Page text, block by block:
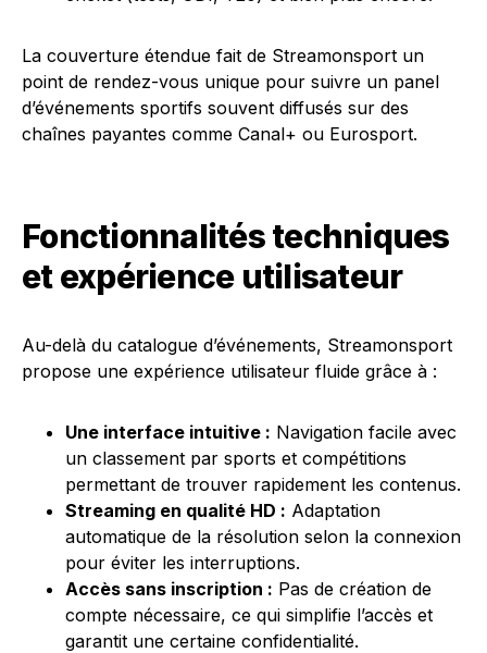
La couverture étendue fait de Streamonsport un
point de rendez-vous unique pour suivre un panel
d’événements sportifs souvent diffusés sur des
chaînes payantes comme Canal+ ou Eurosport.
Fonctionnalités techniques
et expérience utilisateur
Au-delà du catalogue d’événements, Streamonsport
propose une expérience utilisateur fluide grâce à :
Une interface intuitive : Navigation facile avec
un classement par sports et compétitions
permettant de trouver rapidement les contenus.
Streaming en qualité HD : Adaptation
automatique de la résolution selon la connexion
pour éviter les interruptions.
Accès sans inscription : Pas de création de
compte nécessaire, ce qui simplifie l’accès et
garantit une certaine confidentialité.